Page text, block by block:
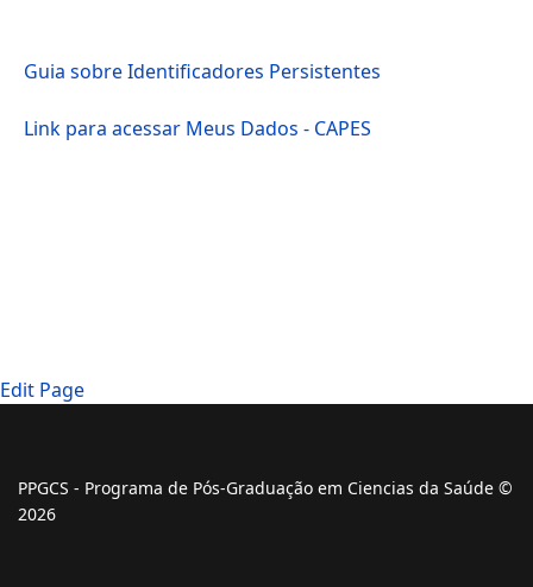
Guia sobre Identificadores Persistentes
Link para acessar Meus Dados - CAPES
Edit Page
PPGCS - Programa de Pós-Graduação em Ciencias da Saúde ©
2026